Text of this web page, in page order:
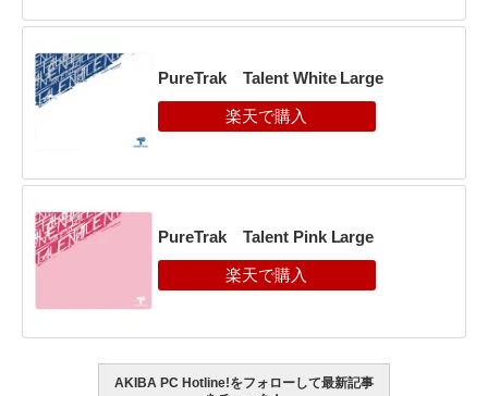
PureTrak Talent White Large
PureTrak Talent Pink Large
AKIBA PC Hotline!をフォローして最新記事